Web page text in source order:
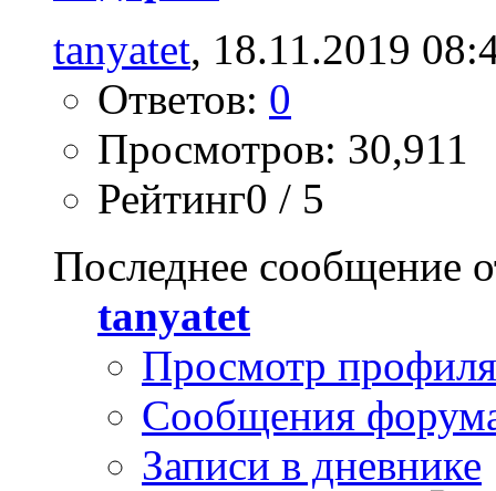
tanyatet, 18.11.2019
Ответов: 0
Просмотров: 30,911
Рейтинг0 / 5
Последнее сообщение
tanyatet
Просмотр профиля
Сообщения
Записи в дневнике